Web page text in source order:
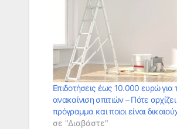
Επιδοτήσεις έως 10.000 ευρώ για
ανακαίνιση σπιτιών – Πότε
πρόγραμμα και ποιοι είναι
σε "Διαβάστε"